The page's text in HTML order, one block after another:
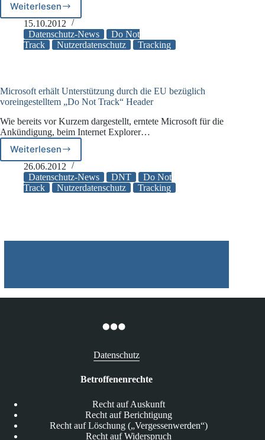
Weiterlesen
EU-
Kommissarin
fürchtet
Verwässerung
Track
Ansatzes
15.10.2012
Datenschutz-News
Do Not
Track
Nutzerdatenschutz Tracking
Microsoft erhält Unterstützung durch die EU bezüglich
voreingestelltem „Do Not Track“ Header
Wie bereits vor Kurzem dargestellt, erntete Microsoft für die
Ankündigung, beim Internet Explorer…
Weiterlesen
Microsoft
erhält
Unterstützung
durch
„Do
26.06.2012
Datenschutz-News
DNT
Do Not
Track
Nutzerdatenschutz Tracking
Datenschutz
Betroffenenrechte
Recht auf Auskunft
Recht auf Berichtigung
Recht auf Löschung („Vergessenwerden“)
Recht auf Widerspruch